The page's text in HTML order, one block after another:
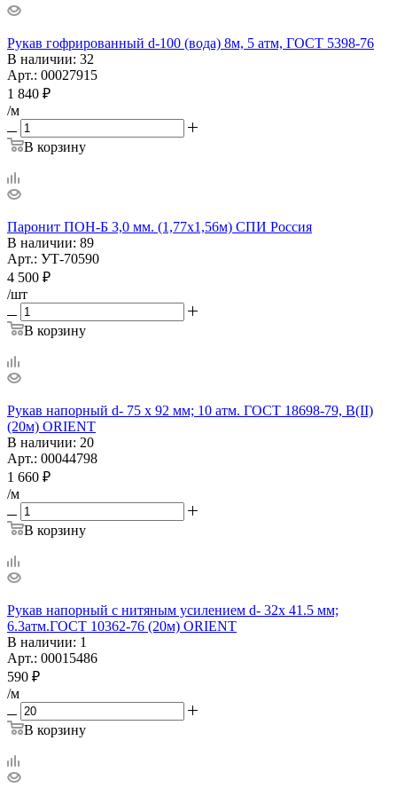
Рукав гофрированный d-100 (вода) 8м, 5 атм, ГОСТ 5398-76
В наличии: 32
Арт.: 00027915
1 840 ₽
/м
В корзину
Паронит ПОН-Б 3,0 мм. (1,77х1,56м) СПИ Россия
В наличии: 89
Арт.: УТ-70590
4 500 ₽
/шт
В корзину
Рукав напорный d- 75 х 92 мм; 10 атм. ГОСТ 18698-79, В(II)
(20м) ORIENT
В наличии: 20
Арт.: 00044798
1 660 ₽
/м
В корзину
Рукав напорный с нитяным усилением d- 32х 41.5 мм;
6.3атм.ГОСТ 10362-76 (20м) ORIENT
В наличии: 1
Арт.: 00015486
590 ₽
/м
В корзину